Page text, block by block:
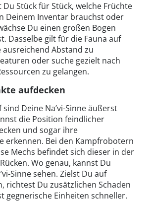
Stück für Stück, welche Früchte
Deinem Inventar brauchst oder
Du einen großen Bogen
Dasselbe gilt für die Fauna auf
ausreichend Abstand zu
oder suche gezielt nach
zu gelangen.
aufdecken
Deine Na’vi-Sinne äußerst
die Position feindlicher
und sogar ihre
erkennen. Bei den Kampfrobotern
Mechs befindet sich dieser in der
Wo genau, kannst Du
Sinne sehen. Zielst Du auf
richtest Du zusätzlichen Schaden
gegnerische Einheiten schneller.